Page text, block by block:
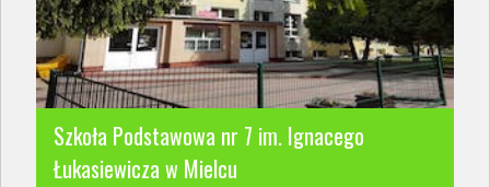
Szkoła Podstawowa nr 7 im. Ignacego
Łukasiewicza w Mielcu